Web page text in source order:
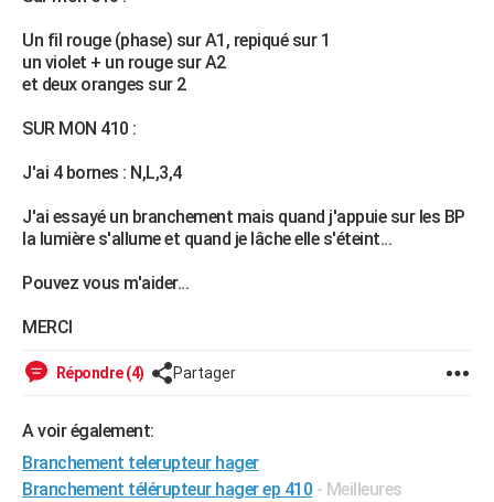
GUIDES D'ACHAT
Dictionnaire
Biographies
Citations
Expressions
Proverbes
PROGRAMME TV
COPAINS D'AVANT
S'inscrire
Se connecter
Lycées
Collèges
Primaires
Universités
Entreprises
Service militaire
Avis de recherche
FORUM
Bricolage
Lifestyle
Culture
Sport
Auto
Television
Voyage
Cinema
Un fil rouge (phase) sur A1, repiqué sur 1
un violet + un rouge sur A2
et deux oranges sur 2
SUR MON 410 :
J'ai 4 bornes : N,L,3,4
J'ai essayé un branchement mais quand j'appuie sur les BP
la lumière s'allume et quand je lâche elle s'éteint...
Pouvez vous m'aider...
MERCI
Répondre (4) Partager
A voir également:
Branchement telerupteur hager
Branchement télérupteur hager ep 410 - Meilleures